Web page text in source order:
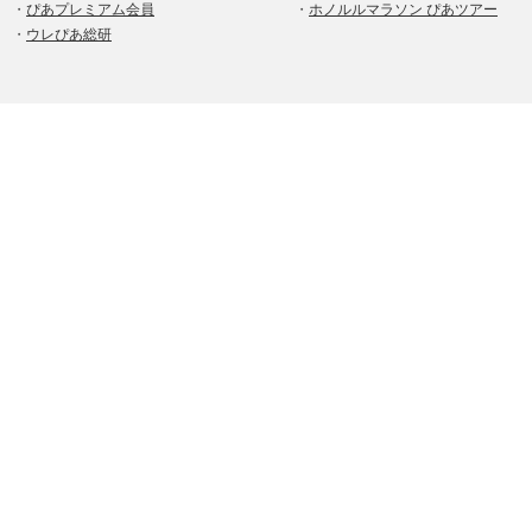
・ ぴあプレミアム会員
・ ウレぴあ総研
・ ホノルルマラソン ぴあツアー